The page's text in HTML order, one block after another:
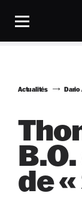
Actualités Dario
de